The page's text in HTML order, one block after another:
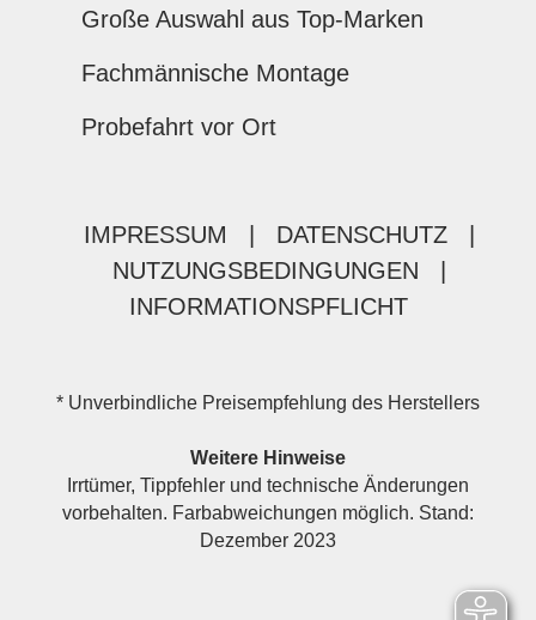
Große Auswahl aus Top-Marken
Fachmännische Montage
Probefahrt vor Ort
IMPRESSUM DATENSCHUTZ
NUTZUNGSBEDINGUNGEN
INFORMATIONSPFLICHT
* Unverbindliche Preisempfehlung des Herstellers
Weitere Hinweise
Irrtümer, Tippfehler und technische Änderungen
vorbehalten. Farbabweichungen möglich. Stand:
Dezember 2023